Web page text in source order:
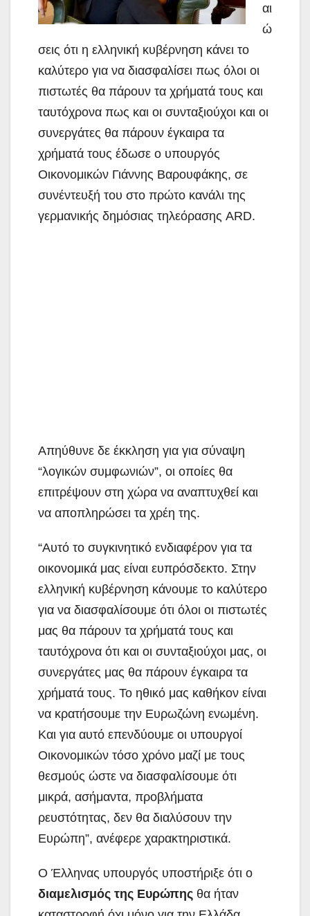
αι
ώ
σεις ότι η ελληνική κυβέρνηση κάνει το
καλύτερο για να διασφαλίσει πως όλοι οι
πιστωτές θα πάρουν τα χρήματά τους και
ταυτόχρονα πως και οι συνταξιούχοι και οι
συνεργάτες θα πάρουν έγκαιρα τα
χρήματά τους έδωσε ο υπουργός
Οικονομικών Γιάννης Βαρουφάκης, σε
συνέντευξή του στο πρώτο κανάλι της
γερμανικής δημόσιας τηλεόρασης ARD.
Απηύθυνε δε έκκληση για για σύναψη
“λογικών συμφωνιών”, οι οποίες θα
επιτρέψουν στη χώρα να αναπτυχθεί και
να αποπληρώσει τα χρέη της.
“Αυτό το συγκινητικό ενδιαφέρον για τα
οικονομικά μας είναι ευπρόσδεκτο. Στην
ελληνική κυβέρνηση κάνουμε το καλύτερο
για να διασφαλίσουμε ότι όλοι οι πιστωτές
μας θα πάρουν τα χρήματά τους και
ταυτόχρονα ότι και οι συνταξιούχοι μας, οι
συνεργάτες μας θα πάρουν έγκαιρα τα
χρήματά τους. Το ηθικό μας καθήκον είναι
να κρατήσουμε την Ευρωζώνη ενωμένη.
Και για αυτό επενδύουμε οι υπουργοί
Οικονομικών τόσο χρόνο μαζί με τους
θεσμούς ώστε να διασφαλίσουμε ότι
μικρά, ασήμαντα, προβλήματα
ρευστότητας, δεν θα διαλύσουν την
Ευρώπη”, ανέφερε χαρακτηριστικά.
Ο Έλληνας υπουργός υποστήριξε ότι ο
διαμελισμός της Ευρώπης θα ήταν